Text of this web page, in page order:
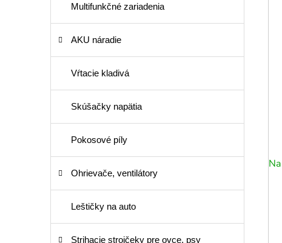
Multifunkčné zariadenia
AKU náradie
Vŕtacie kladivá
Skúšačky napätia
Pokosové píly
Ohrievače, ventilátory
Leštičky na auto
Strihacie strojčeky pre ovce, psy